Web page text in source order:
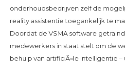
onderhoudsbedrijven zelf de
reality assistentie toegankelijk te
Doordat de VSMA software
medewerkers in staat stelt om de
behulp van artificiÃ«le intelligentie –